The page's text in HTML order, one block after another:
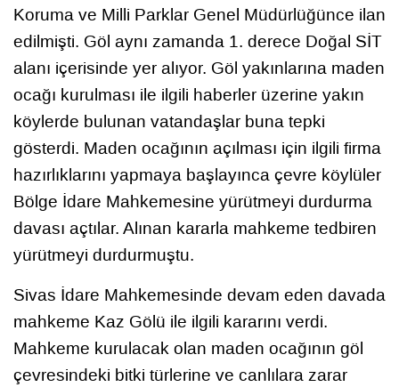
Koruma ve Milli Parklar Genel Müdürlüğünce ilan
edilmişti. Göl aynı zamanda 1. derece Doğal SİT
alanı içerisinde yer alıyor. Göl yakınlarına maden
ocağı kurulması ile ilgili haberler üzerine yakın
köylerde bulunan vatandaşlar buna tepki
gösterdi. Maden ocağının açılması için ilgili firma
hazırlıklarını yapmaya başlayınca çevre köylüler
Bölge İdare Mahkemesine yürütmeyi durdurma
davası açtılar. Alınan kararla mahkeme tedbiren
yürütmeyi durdurmuştu.
Sivas İdare Mahkemesinde devam eden davada
mahkeme Kaz Gölü ile ilgili kararını verdi.
Mahkeme kurulacak olan maden ocağının göl
çevresindeki bitki türlerine ve canlılara zarar